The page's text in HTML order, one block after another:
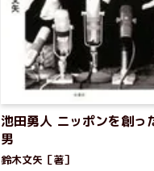
池田勇人 ニッポンを創っ
男
鈴木文矢［著］